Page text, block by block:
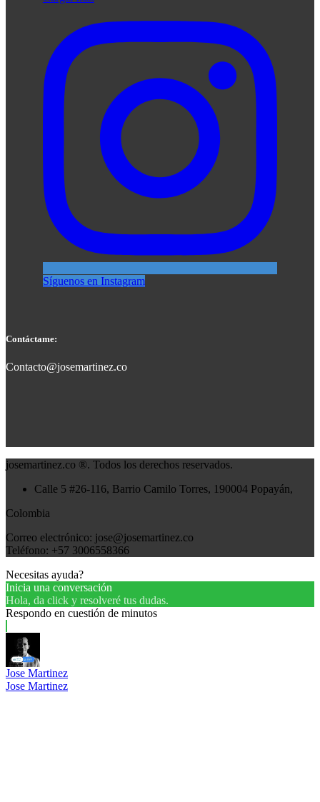
Síguenos en Instagram
Contáctame:
Contacto@josemartinez.co
josemartinez.co ®. Todos los derechos reservados.
Calle 5 #26-116, Barrio Camilo Torres, 190004 Popayán,
Colombia
Correo electrónico: jose@josemartinez.co
Teléfono: +57 3006558366
Necesitas ayuda?
Inicia una conversación
Hola, da click y resolveré tus dudas.
Respondo en cuestión de minutos
Jose Martinez
Jose Martinez